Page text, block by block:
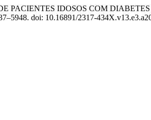
PACIENTES IDOSOS COM
doi: 10.16891/2317-